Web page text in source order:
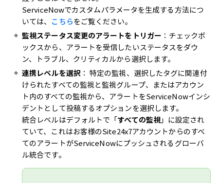
ServiceNowでカスタムパラメータを生成する方法につ
いては、 こちらをご覧ください。
監視ステータス変更のアラートをトリガー ：チェックボ
ックスから、アラートを受信したいステータスをダウ
ン、トラブル、クリティカルから選択します。
連携レベルを選択： 特定の監視、選択したタグに関連付
けられたすべての監視と監視グループ、またはアカウン
ト内のすべての監視から、アラートをServiceNowインシ
デントとして投稿するオプションを選択します。
統合レベルはデフォルトで「すべての監視」に設定され
ていて、これはお客様のSite24x7アカウントからのすべ
てのアラートがServiceNowにプッシュされるグローバ
ル統合です。